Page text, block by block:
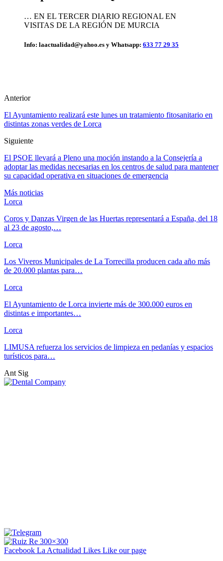
… EN EL TERCER DIARIO REGIONAL EN
VISITAS DE LA REGIÓN DE MURCIA
Info: laactualidad@yahoo.es y Whatsapp: 633 77 29 35
Anterior
El Ayuntamiento realizará este lunes un tratamiento fitosanitario en
distintas zonas verdes de Lorca
Siguiente
El PSOE llevará a Pleno una moción instando a la Consejería a
adoptar las medidas necesarias en los centros de salud para mantener
su capacidad operativa en situaciones de emergencia
Más noticias
Lorca
Coros y Danzas Virgen de las Huertas representará a España, del 18
al 23 de agosto,…
Lorca
Los Viveros Municipales de La Torrecilla producen cada año más
de 20.000 plantas para…
Lorca
El Ayuntamiento de Lorca invierte más de 300.000 euros en
distintas e importantes…
Lorca
LIMUSA refuerza los servicios de limpieza en pedanías y espacios
turísticos para…
Ant Sig
Facebook La Actualidad Likes Like our page